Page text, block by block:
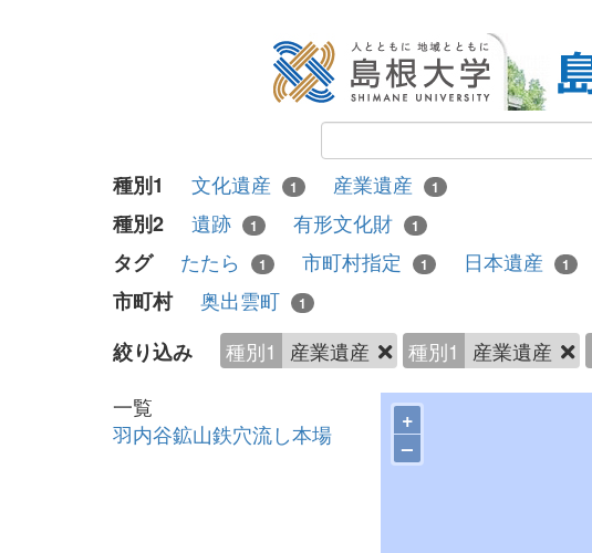
種別1 文化遺産 1 産業遺産 1
種別2 遺跡 1 有形文化財 1
タグ たたら 1 市町村指定 1 日本遺産 1
市町村 奥出雲町 1
絞り込み 種別1 産業遺産 種別1 産業遺産
一覧
羽内谷鉱山鉄穴流し本場
+
–